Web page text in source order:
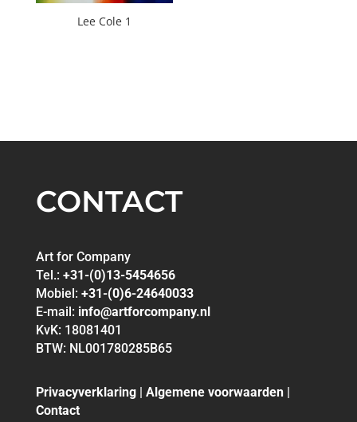
Lee Cole 1
CONTACT
Art for Company
Tel.: +31-(0)13-5454656
Mobiel: +31-(0)6-24640033
E-mail: info@artforcompany.nl
KvK: 18081401
BTW: NL001780285B65
Privacyverklaring| Algemene voorwaarden|
Contact